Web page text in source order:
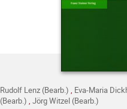
Rudolf Lenz (Bearb.) Eva-Maria
(Bearb.) Jörg Witzel (Bearb.)